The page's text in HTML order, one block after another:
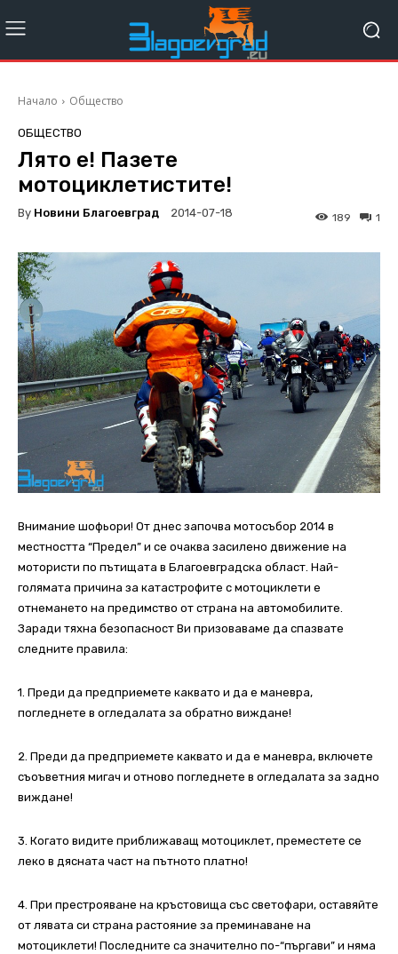
Начало Общество
ОБЩЕСТВО
Лято е! Пазете
мотоциклетистите!
By Новини Благоевград 2014-07-18 1
189
Внимание шофьори! От днес започва мотосъбор 2014 в
местността “Предел” и се очaква засилено движение на
мотористи по пътищата в Благоевградска област. Най-
голямата причина за катастрофите с мотоциклети е
отнемането на предимство от страна на автомобилите.
Заради тяхна безопасност Ви призоваваме да спазвате
следните правила:
1. Преди да предприемете каквато и да е маневра,
погледнете в огледалата за обратно виждане!
2. Преди да предприемете каквато и да е маневра, включете
съоъветния мигач и отново погледнете в огледалата за задно
виждане!
3. Когато видите приближаващ мотоциклет, преместете се
леко в дясната част на пътното платно!
4. При престрояване на кръстовища със светофари, оставяйте
от лявата си страна растояние за преминаване на
мотоциклети! Последните са значително по-“пъргави” и няма